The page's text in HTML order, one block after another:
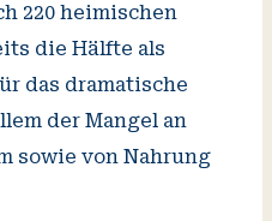
220 heimischen
die Hälfte als
das dramatische
der Mangel an
sowie von Nahrung